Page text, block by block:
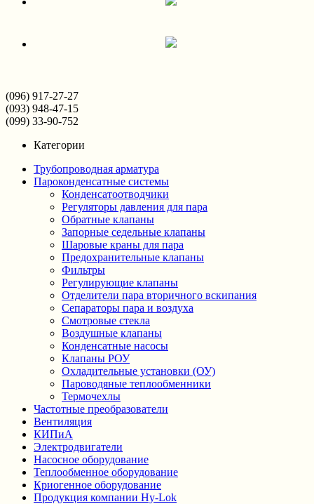
(096) 917-27-27
(093) 948-47-15
(099) 33-90-752
Категории
Трубопроводная арматура
Пароконденсатные системы
Конденсатоотводчики
Регуляторы давления для пара
Обратные клапаны
Запорные седельные клапаны
Шаровые краны для пара
Предохранительные клапаны
Фильтры
Регулирующие клапаны
Отделители пара вторичного вскипания
Сепараторы пара и воздуха
Смотровые стекла
Воздушные клапаны
Конденсатные насосы
Клапаны РОУ
Охладительные установки (ОУ)
Пароводяные теплообменники
Термочехлы
Частотные преобразователи
Вентиляция
КИПиА
Электродвигатели
Насосное оборудование
Теплообменное оборудование
Криогенное оборудование
Продукция компании Hy-Lok